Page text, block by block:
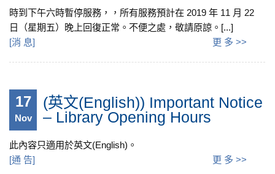
時到下午六時暫停服務，，所有服務預計在 2019 年 11 月 22
日（星期五）晚上回復正常。不便之處，敬請原諒。[...]
[消 息] 更 多 >>
17
Nov
(英文(English)) Important Notice
– Library Opening Hours
此內容只適用於英文(English)。
[通 告] 更 多 >>